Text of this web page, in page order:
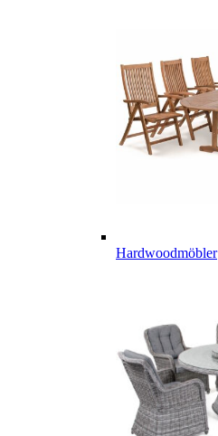
Hardwoodmöbler